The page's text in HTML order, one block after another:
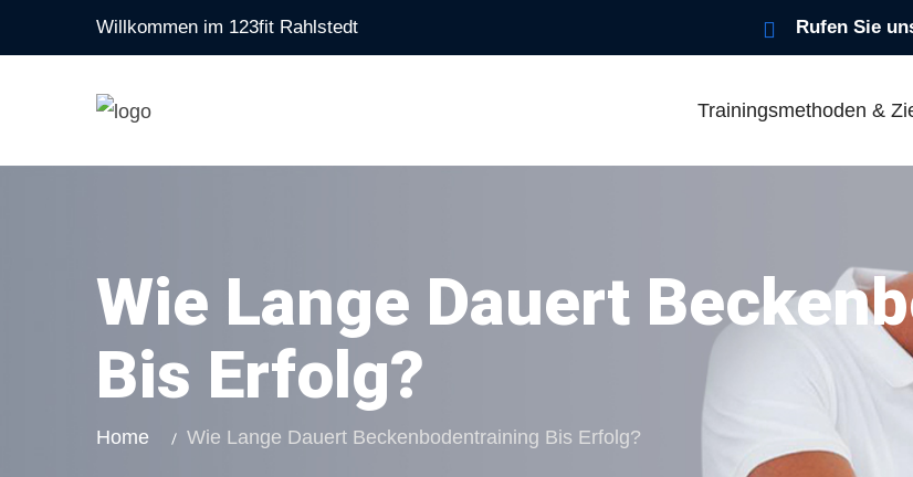
Willkommen im 123fit Rahlstedt Rufen Sie
Trainingsmethoden &
Wie Lange Dauert
Bis Erfolg?
Home Wie Lange Dauert Beckenbodentraining Bis Erfolg?